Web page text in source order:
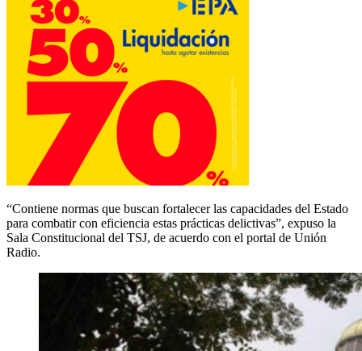
“Contiene normas que buscan fortalecer las capacidades del Estado
para combatir con eficiencia estas prácticas delictivas”, expuso la
Sala Constitucional del TSJ, de acuerdo con el portal de Unión
Radio.